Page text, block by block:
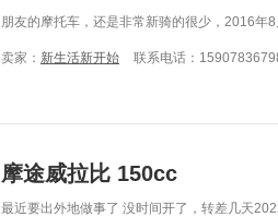
朋友的摩托车，还是非常新骑的很少，2016年
卖家： 新生活新开始 联系电话：
摩途威拉比 150cc
最近要出外地做事了 没时间开了，转差几天